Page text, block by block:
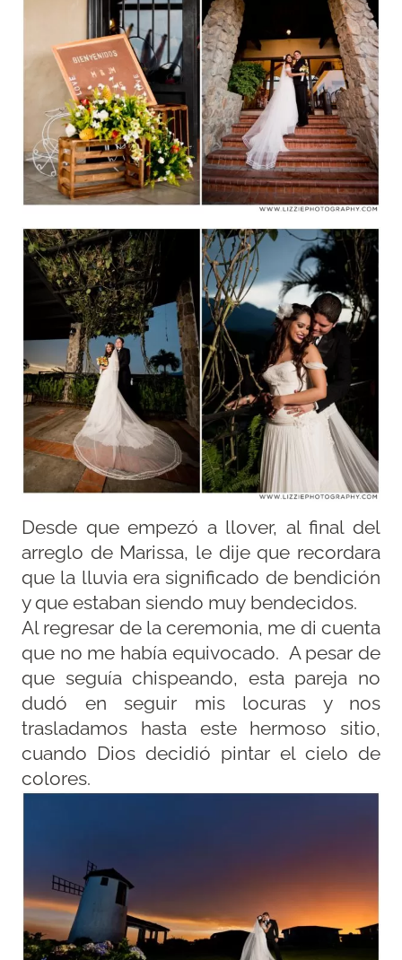
Desde que empezó a llover, al final del
arreglo de Marissa, le dije que recordara
que la lluvia era significado de bendición
y que estaban siendo muy bendecidos.
Al regresar de la ceremonia, me di cuenta
que no me había equivocado. A pesar de
que seguía chispeando, esta pareja no
dudó en seguir mis locuras y nos
trasladamos hasta este hermoso sitio,
cuando Dios decidió pintar el cielo de
colores.